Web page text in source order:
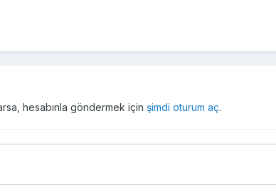
hesabınla göndermek için şimdi oturum aç.